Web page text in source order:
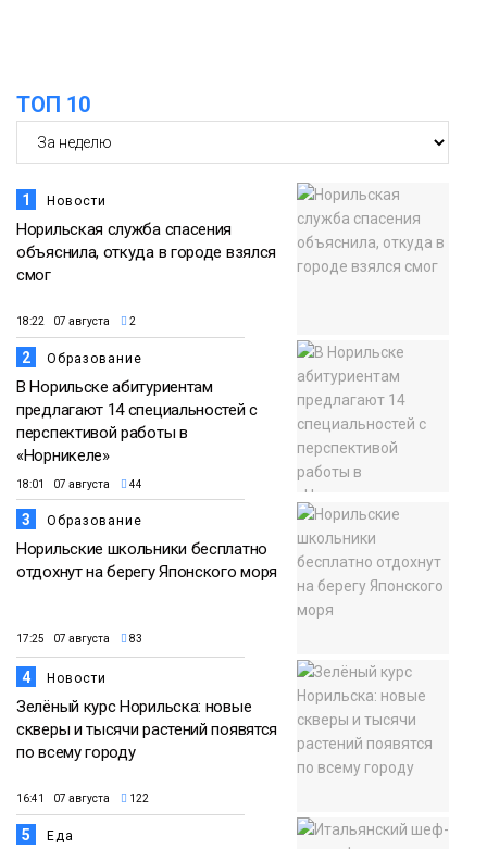
ТОП 10
1 Новости
Норильская служба спасения
объяснила, откуда в городе взялся
смог
18:22 07 августа 2
2 Образование
В Норильске абитуриентам
предлагают 14 специальностей с
перспективой работы в
«Норникеле»
18:01 07 августа 44
3 Образование
Норильские школьники бесплатно
отдохнут на берегу Японского моря
17:25 07 августа 83
4 Новости
Зелёный курс Норильска: новые
скверы и тысячи растений появятся
по всему городу
16:41 07 августа 122
5 Еда